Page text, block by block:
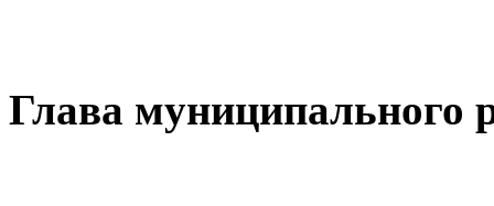
Глава муниципального